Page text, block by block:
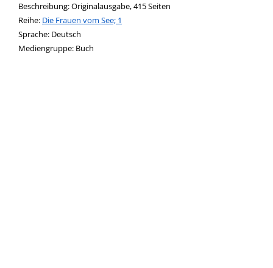
Beschreibung:Originalausgabe, 415 Seiten
Reihe: Die Frauen vom See; 1
Suche nach dieser Beteiligten Person
Sprache: Deutsch
Mediengruppe: Buch